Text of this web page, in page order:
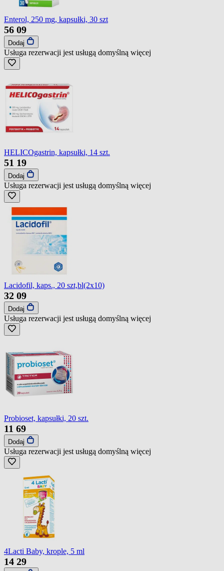
Enterol, 250 mg, kapsułki, 30 szt
56 09
Dodaj
Usługa rezerwacji jest usługą domyślną więcej
HELICOgastrin, kapsułki, 14 szt.
51 19
Dodaj
Usługa rezerwacji jest usługą domyślną więcej
Lacidofil, kaps., 20 szt,bl(2x10)
32 09
Dodaj
Usługa rezerwacji jest usługą domyślną więcej
Probioset, kapsułki, 20 szt.
11 69
Dodaj
Usługa rezerwacji jest usługą domyślną więcej
4Lacti Baby, krople, 5 ml
14 29